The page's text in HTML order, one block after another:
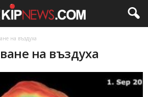
на въздуха
на въздуха